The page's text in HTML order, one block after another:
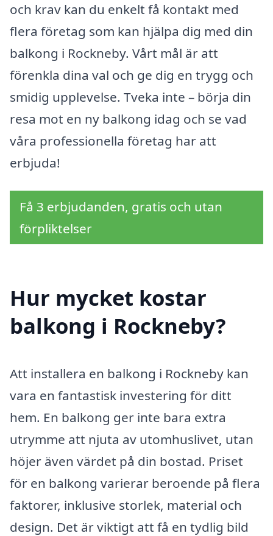
och krav kan du enkelt få kontakt med
flera företag som kan hjälpa dig med din
balkong i Rockneby. Vårt mål är att
förenkla dina val och ge dig en trygg och
smidig upplevelse. Tveka inte – börja din
resa mot en ny balkong idag och se vad
våra professionella företag har att
erbjuda!
Få 3 erbjudanden, gratis och utan
förpliktelser
Hur mycket kostar
balkong i Rockneby?
Att installera en balkong i Rockneby kan
vara en fantastisk investering för ditt
hem. En balkong ger inte bara extra
utrymme att njuta av utomhuslivet, utan
höjer även värdet på din bostad. Priset
för en balkong varierar beroende på flera
faktorer, inklusive storlek, material och
design. Det är viktigt att få en tydlig bild